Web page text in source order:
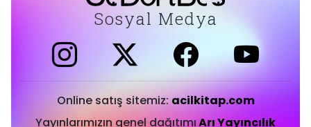
Sosyal Medya
Online satış sitemiz:acilkitap.com
Yayınlarımızın genel dağıtımıArı Yayıncılık